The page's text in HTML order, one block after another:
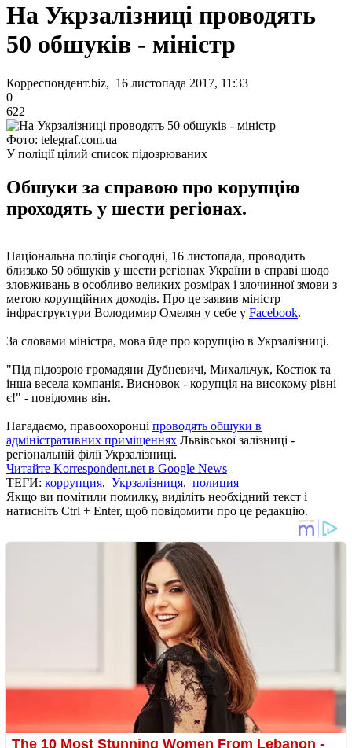
На Укрзалізниці проводять
50 обшуків - міністр
Корреспондент.biz, 16 листопада 2017, 11:33
0
622
Фото: telegraf.com.ua
У поліції цілий список підозрюваних
Обшуки за справою про корупцію
проходять у шести регіонах.
Національна поліція сьогодні, 16 листопада, проводить
близько 50 обшуків у шести регіонах України в справі щодо
зловживань в особливо великих розмірах і злочинної змови з
метою корупційних доходів. Про це заявив міністр
інфраструктури Володимир Омелян у себе у Facebook.
За словами міністра, мова йде про корупцію в Укрзалізниці.
"Під підозрою громадяни Дубневичі, Михальчук, Костюк та
інша весела компанія. Висновок - корупція на високому рівні
є!" - повідомив він.
Нагадаємо, правоохоронці проводять обшуки в
адміністративних приміщеннях Львівської залізниці -
регіональній філії Укрзалізниці.
Читайте Korrespondent.net в Google News
ТЕГИ: коррупция, Укрзалізниця, полиция
Якщо ви помітили помилку, виділіть необхідний текст і
натисніть Ctrl + Enter, щоб повідомити про це редакцію.